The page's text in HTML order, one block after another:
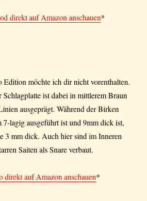
direkt auf Amazon anschauen*
Edition möchte ich dir nicht vorenthalten.
Schlagplatte ist dabei in mittlerem Braun
ausgeprägt. Während der Birken
lagig ausgeführt ist und 9mm dick ist,
3 mm dick. Auch hier sind im Inneren
Saiten als Snare verbaut.
direkt auf Amazon anschauen*